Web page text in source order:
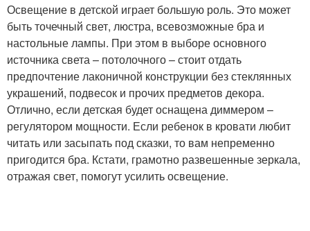
Освещение в детской играет большую роль. Это может
быть точечный свет, люстра, всевозможные бра и
настольные лампы. При этом в выборе основного
источника света – потолочного – стоит отдать
предпочтение лаконичной конструкции без стеклянных
украшений, подвесок и прочих предметов декора.
Отлично, если детская будет оснащена диммером –
регулятором мощности. Если ребенок в кровати любит
читать или засыпать под сказки, то вам непременно
пригодится бра. Кстати, грамотно развешенные зеркала,
отражая свет, помогут усилить освещение.